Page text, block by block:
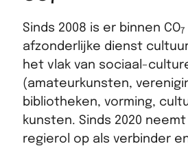
Sinds 2008 is er binnen CO7
afzonderlijke dienst
het vlak van sociaal-
(amateurkunsten,
bibliotheken, vorming,
kunsten. Sinds 2020 neemt
regierol op als verbinder